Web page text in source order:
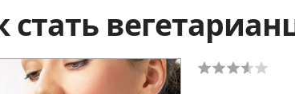
стать